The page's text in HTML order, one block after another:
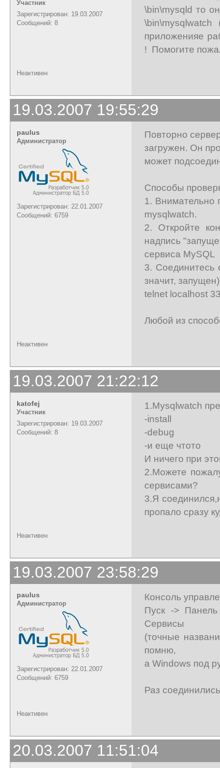
Участник
Зарегистрирован: 19.03.2007
Сообщений: 8
\bin\mysqld то
приложенияе
! Помогите
Неактивен
19.03.2007 19:55:29
paulus
Администратор
Зарегистрирован: 22.01.2007
Сообщений: 6759
Повторно
загружен. Он
может
Способы
1. Внимательно
mysqlwatch.
2. Откройте
надпись
сервиса MySQL
3. Соединитесь
значит, запущен)
telnet localhost
Любой из
Неактивен
19.03.2007 21:22:12
katofej
Участник
Зарегистрирован: 19.03.2007
Сообщений: 8
1.Mysqlwatch
-install
-debug
-и еще чтото
И ничего при
2.Можете
сервисами?
3.Я
пропало сразу
Неактивен
19.03.2007 23:58:29
paulus
Администратор
Зарегистрирован: 22.01.2007
Сообщений: 6759
Консоль
Пуск ->
Сервисы
(точные
помню,
а Windows под
Раз
Неактивен
20.03.2007 11:51:04